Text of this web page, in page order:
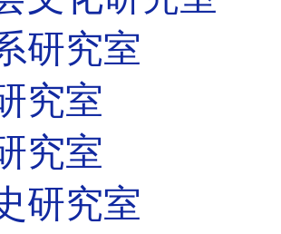
研究室
究室
究室
研究室